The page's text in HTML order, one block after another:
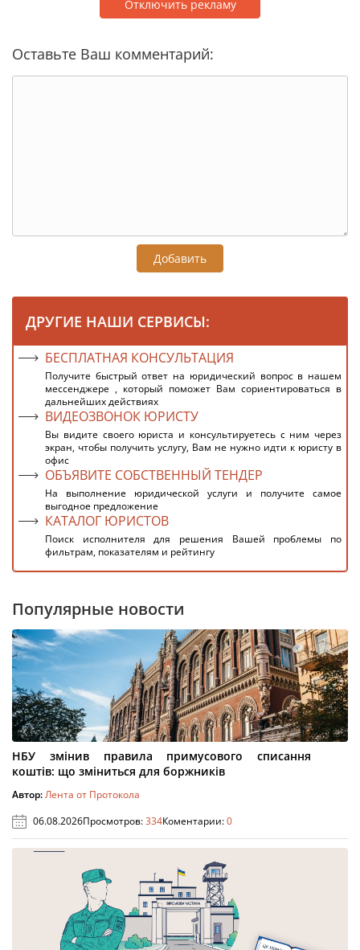
Отключить рекламу
Оставьте Ваш комментарий:
Добавить
ДРУГИЕ НАШИ СЕРВИСЫ:
БЕСПЛАТНАЯ КОНСУЛЬТАЦИЯ
Получите быстрый ответ на юридический вопрос в нашем
мессенджере , который поможет Вам сориентироваться в
дальнейших действиях
ВИДЕОЗВОНОК ЮРИСТУ
Вы видите своего юриста и консультируетесь с ним через
экран, чтобы получить услугу, Вам не нужно идти к юристу в
офис
ОБЪЯВИТЕ СОБСТВЕННЫЙ ТЕНДЕР
На выполнение юридической услуги и получите самое
выгодное предложение
КАТАЛОГ ЮРИСТОВ
Поиск исполнителя для решения Вашей проблемы по
фильтрам, показателям и рейтингу
Популярные новости
НБУ змінив правила примусового списання
коштів: що зміниться для боржників
Автор:Лента от Протокола
06.08.2026Просмотров:334Коментарии:0